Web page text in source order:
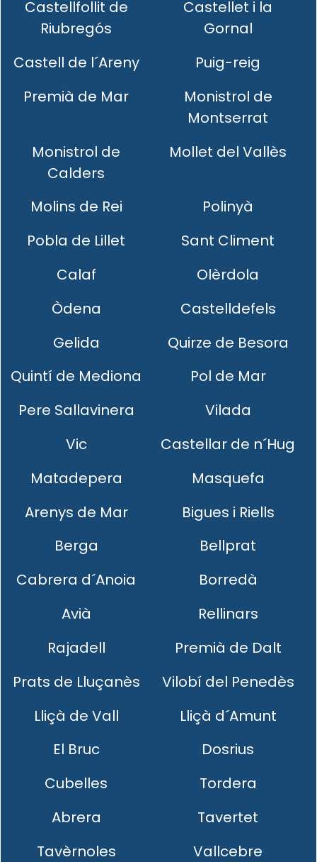
Castellfollit de
Riubregós
Castellet i la
Gornal
Castell de l´Areny
Puig-reig
Premià de Mar
Monistrol de
Montserrat
Monistrol de
Calders
Mollet del Vallès
Molins de Rei
Polinyà
Pobla de Lillet
Sant Climent
Calaf
Olèrdola
Òdena
Castelldefels
Gelida
Quirze de Besora
Quintí de Mediona
Pol de Mar
Pere Sallavinera
Vilada
Vic
Castellar de n´Hug
Matadepera
Masquefa
Arenys de Mar
Bigues i Riells
Berga
Bellprat
Cabrera d´Anoia
Borredà
Avià
Rellinars
Rajadell
Premià de Dalt
Prats de Lluçanès
Vilobí del Penedès
Lliçà de Vall
Lliçà d´Amunt
El Bruc
Dosrius
Cubelles
Tordera
Abrera
Tavertet
Tavèrnoles
Vallcebre